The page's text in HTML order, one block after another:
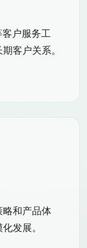
户服务工
客户关系。
和产品体
发展。